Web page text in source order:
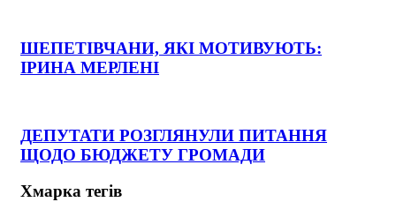
ШЕПЕТІВЧАНИ, ЯКІ МОТИВУЮТЬ:
ІРИНА МЕРЛЕНІ
ДЕПУТАТИ РОЗГЛЯНУЛИ ПИТАННЯ
ЩОДО БЮДЖЕТУ ГРОМАДИ
Хмарка тегів